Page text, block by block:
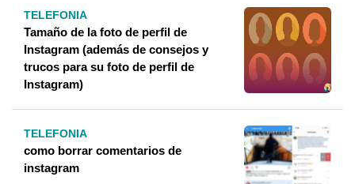
TELEFONIA
Tamaño de la foto de perfil de
Instagram (además de consejos y
trucos para su foto de perfil de
Instagram)
TELEFONIA
como borrar comentarios de
instagram